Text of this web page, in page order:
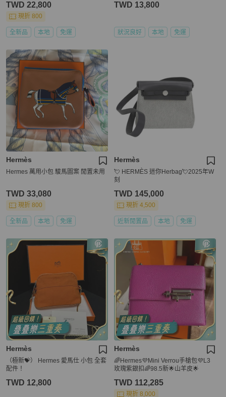
TWD 22,800
現折 800
全新品 本地 免運
TWD 13,800
狀況良好 本地 免運
Hermès
Hermes 萬用小包 駿馬圖案 閒置未用
TWD 33,080
現折 800
全新品 本地 免運
Hermès
💘 HERMÈS 迷你Herbag💘2025年W
刻
TWD 145,000
現折 4,500
近新閒置品 本地 免運
Hermès
（極新💝） Hermes 愛馬仕 小包 全套
配件！
TWD 12,800
Hermès
🌈Hermes💜Mini Verrou手槍包💜L3
玫瑰紫銀扣🌈98.5新🌟山羊皮🌟
TWD 112,285
現折 8,000